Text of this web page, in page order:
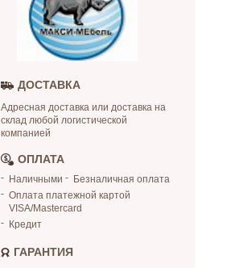
ДОСТАВКА
Адресная доставка или доставка на
склад любой логистической
компанией
ОПЛАТА
Наличными
Безналичная оплата
Оплата платежной картой
VISA/Mastercard
Кредит
ГАРАНТИЯ